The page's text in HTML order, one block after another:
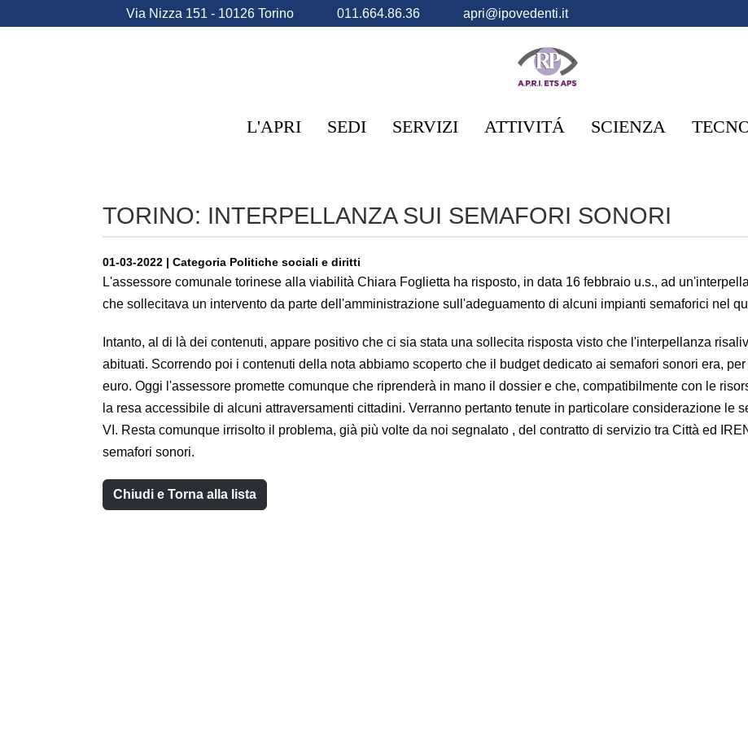
Via Nizza 151 - 10126 Torino 011.664.86.36 apri@ipovedenti.it
L'APRI SEDI SERVIZI ATTIVITÁ SCIENZA
TORINO: INTERPELLANZA SUI SEMAFORI SONORI
01-03-2022 | Categoria Politiche sociali e diritti
L'assessore comunale torinese alla viabilità Chiara Foglietta ha risposto, in data 16 febbraio u.s., ad
che sollecitava un intervento da parte dell'amministrazione sull'adeguamento di alcuni impianti semaforici nel
Intanto, al di là dei contenuti, appare positivo che ci sia stata una sollecita risposta visto che l'interpellanza
abituati. Scorrendo poi i contenuti della nota abbiamo scoperto che il budget dedicato ai semafori sonori era,
euro. Oggi l'assessore promette comunque che riprenderà in mano il dossier e che, compatibilmente con le
la resa accessibile di alcuni attraversamenti cittadini. Verranno pertanto tenute in particolare considerazione le
VI. Resta comunque irrisolto il problema, già più volte da noi segnalato , del contratto di servizio tra Città ed
semafori sonori.
Chiudi e Torna alla lista